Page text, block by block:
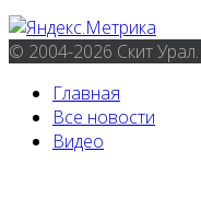
© 2004-2026 Скит
Главная
Все новости
Видео